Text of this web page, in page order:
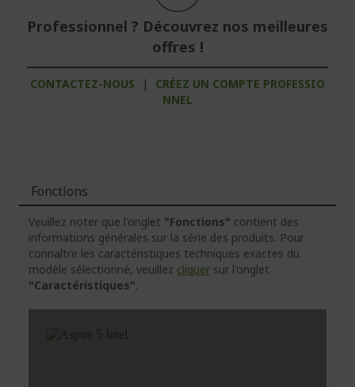
Professionnel ? Découvrez nos meilleures
offres !
CONTACTEZ-NOUS |
CRÉEZ UN COMPTE PROFESSIO
NNEL
Fonctions
Veuillez noter que l'onglet "Fonctions" contient des
informations générales sur la série des produits. Pour
connaître les caractéristiques techniques exactes du
modèle sélectionné, veuillez cliquer sur l'onglet
"Caractéristiques".